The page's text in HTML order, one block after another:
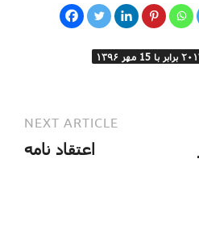
NEXT ARTICLE
اعتقاد نامه